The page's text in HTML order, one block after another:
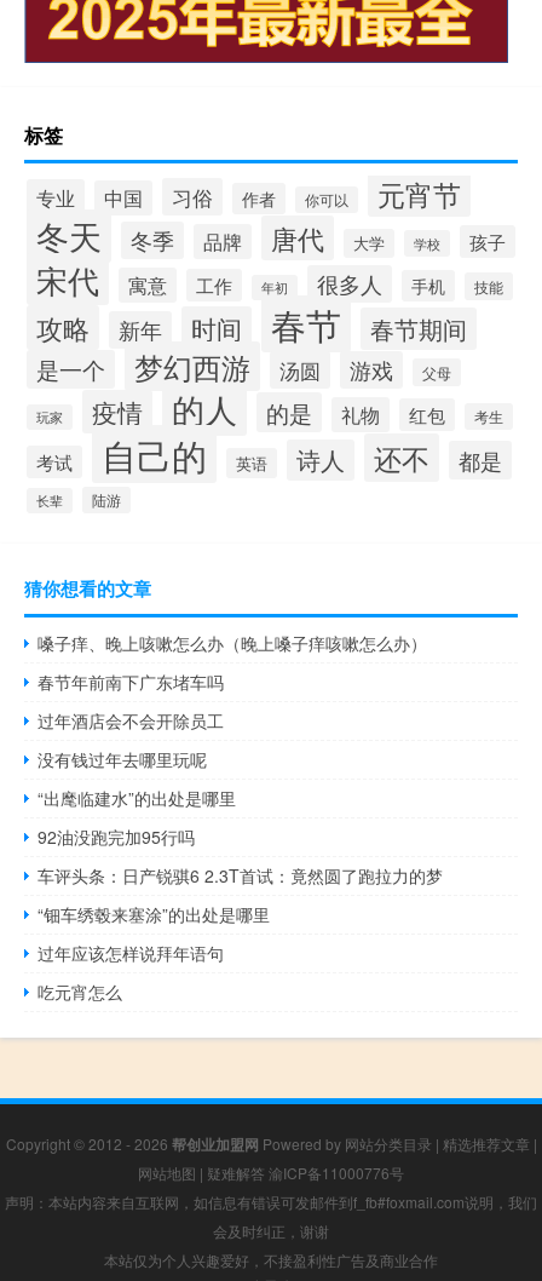
标签
专业 中国 习俗 作者 你可以 元宵节
冬天 冬季 品牌 唐代 大学 学校 孩子
宋代 寓意 工作 年初 很多人 手机 技能
攻略 新年 时间 春节 春节期间
是一个 梦幻西游 汤圆 游戏 父母
玩家 疫情 的人 的是 礼物 红包 考生
考试 自己的 英语 诗人 还不 都是
长辈 陆游
猜你想看的文章
嗓子痒、晚上咳嗽怎么办（晚上嗓子痒咳嗽怎么办）
春节年前南下广东堵车吗
过年酒店会不会开除员工
没有钱过年去哪里玩呢
“出麾临建水”的出处是哪里
92油没跑完加95行吗
车评头条：日产锐骐6 2.3T首试：竟然圆了跑拉力的梦
“钿车绣毂来塞涂”的出处是哪里
过年应该怎样说拜年语句
吃元宵怎么
Copyright © 2012 - 2026 帮创业加盟网 Powered by 网站分类目录 | 精选推荐文章 |
网站地图 | 疑难解答 渝ICP备11000776号
声明：本站内容来自互联网，如信息有错误可发邮件到f_fb#foxmail.com说明，我们
会及时纠正，谢谢
本站仅为个人兴趣爱好，不接盈利性广告及商业合作